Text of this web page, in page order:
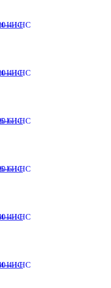
4-I-НС
4-I-НС
6-I-НС
6-I-НС
4-I-НС
4-I-НС